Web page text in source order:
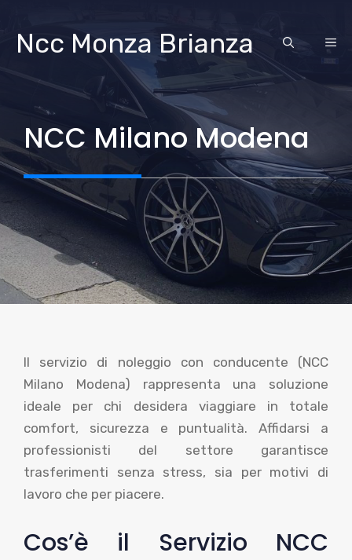
contenuto
Ncc Monza Brianza
NCC Milano Modena
Il servizio di noleggio con conducente (NCC
Milano Modena) rappresenta una soluzione
ideale per chi desidera viaggiare in totale
comfort, sicurezza e puntualità. Affidarsi a
professionisti del settore garantisce
trasferimenti senza stress, sia per motivi di
lavoro che per piacere.
Cos’è il Servizio NCC